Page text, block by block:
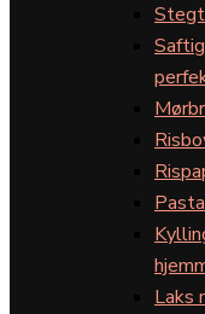
Laks